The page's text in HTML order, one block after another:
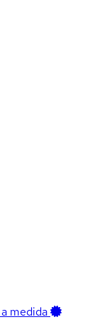
medida